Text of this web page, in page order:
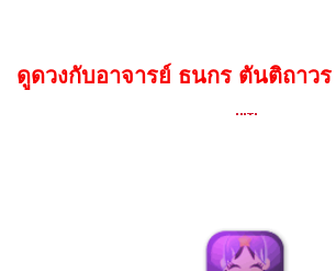
ดูดวงกับอาจารย์ ธนกร ตันติถาวร